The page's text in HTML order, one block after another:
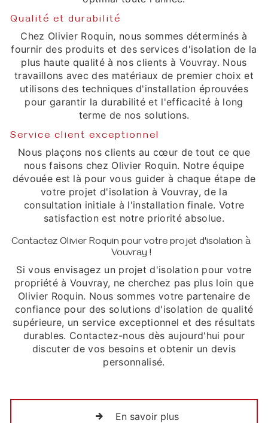
Qualité et durabilité
Chez Olivier Roquin, nous sommes déterminés à
fournir des produits et des services d'isolation de la
plus haute qualité à nos clients à Vouvray. Nous
travaillons avec des matériaux de premier choix et
utilisons des techniques d'installation éprouvées
pour garantir la durabilité et l'efficacité à long
terme de nos solutions.
Service client exceptionnel
Nous plaçons nos clients au cœur de tout ce que
nous faisons chez Olivier Roquin. Notre équipe
dévouée est là pour vous guider à chaque étape de
votre projet d'isolation à Vouvray, de la
consultation initiale à l'installation finale. Votre
satisfaction est notre priorité absolue.
Contactez Olivier Roquin pour votre projet d'isolation à
Vouvray !
Si vous envisagez un projet d'isolation pour votre
propriété à Vouvray, ne cherchez pas plus loin que
Olivier Roquin. Nous sommes votre partenaire de
confiance pour des solutions d'isolation de qualité
supérieure, un service exceptionnel et des résultats
durables. Contactez-nous dès aujourd'hui pour
discuter de vos besoins et obtenir un devis
personnalisé.
En savoir plus